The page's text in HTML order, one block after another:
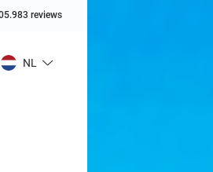
reviews
NL